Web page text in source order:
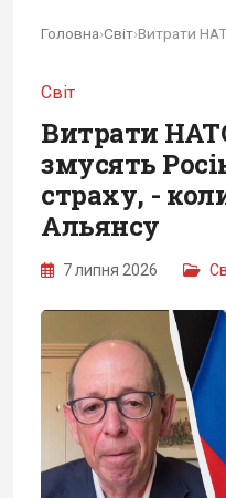
Головна›Світ›
Світ
Витрати
змусять
страху, -
Альянсу
7 липня 2026